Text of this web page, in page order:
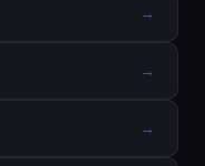
→
→
→